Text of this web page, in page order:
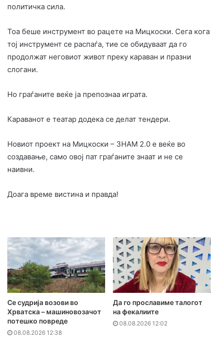
политичка сила.
Тоа беше инструмент во рацете на Мицкоски. Сега кога
тој инструмент се распаѓа, тие се обидуваат да го
продолжат неговиот живот преку караван и празни
слогани.
Но граѓаните веќе ја препознаа играта.
Караванот е театар додека се делат тендери.
Новиот проект на Мицкоски – ЗНАМ 2.0 е веќе во
создавање, само овој пат граѓаните знаат и не се
наивни.
Доага време вистина и правда!
Се судрија возови во
Хрватска – машиновозачот
потешко повреде
08.08.2026 12:38
Да го прославиме талогот
на фекалиите
08.08.2026 12:02